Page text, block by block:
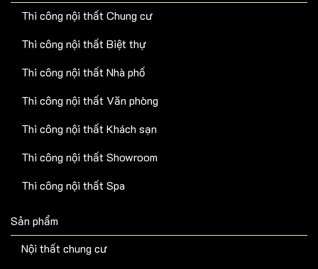
Thi công nội thất Chung cư
Thi công nội thất Biệt thự
Thi công nội thất Nhà phố
Thi công nội thất Văn phòng
Thi công nội thất Khách sạn
Thi công nội thất Showroom
Thi công nội thất Spa
Sản phẩm
Nội thất chung cư